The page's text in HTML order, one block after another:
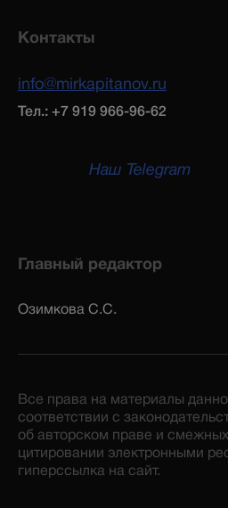
Контакты
info@mirkapitanov.ru
Тел.: +7 919 966-96-62
Наш Telegram
Главный редактор
Озимкова С.С.
Все права на материалы
соответствии с
об авторском праве и
цитировании электронными
гиперссылка на сайт.